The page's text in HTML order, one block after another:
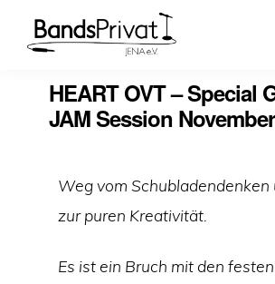
HEART OVT – Special
JAM Session November
Weg vom Schubladendenken
zur puren Kreativität.
Es ist ein Bruch mit den